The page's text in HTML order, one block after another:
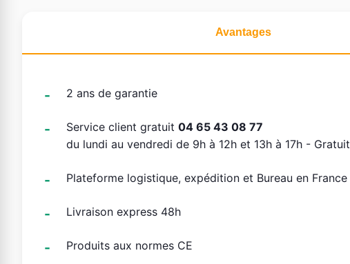
Avantages
2 ans de garantie
Service client gratuit 04 65 43 08 77
du lundi au vendredi de 9h à 12h et 13h à 17h - Gratuit
Plateforme logistique, expédition et Bureau en France
Livraison express 48h
Produits aux normes CE